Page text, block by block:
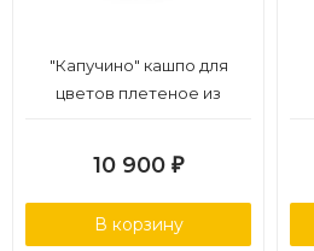
"Капучино" кашпо для
цветов плетеное из
10 900 ₽
В корзину